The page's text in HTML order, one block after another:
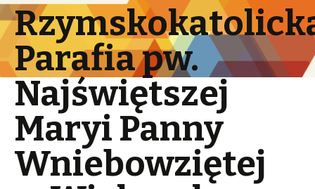
Parafia pw.
Najświętszej
Maryi Panny
Wniebowziętej